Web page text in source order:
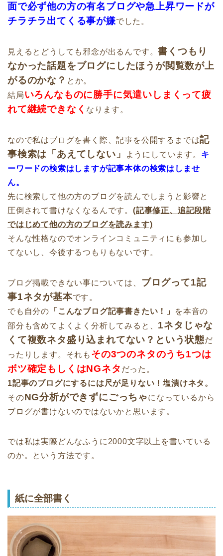
面で必ず他の方の有名ブログや急上昇ワードが
チラチラ出てくる事が嫌でした。
見えるとどうしても邪念が出るんです。書くつもり
なかった話題をブログにしたほうが閲覧数が上
がるのかな？ とか。
結局いろんなものに勝手に気遣いしまくって疲
れて継続できなく なります。
なので私はブログを書く際、記事を公開するまでは記
事検索は「あえてしない」
ようにしています。 キ
ーワードの検索はしますが記事本体の検索はしませ
ん。
先に検索して他の方のブログを読んでしまうと影響と
圧倒されて書けなくなるんです。 (記事修正、追記段階
ではじめて他の方のブログを読みます)
そんな性格なのでオンラインコミュニティにも参加し
てないし、今後するつもりもないです。
ブログ掲載できない事については、 ブログって1記
事1ネタが基本です。
でも自分の 「こんなブログ記事書きたい！」
を本音の
部分も含めてよくよく分析してみると、 1ネタじゃな
くて複数ネタ盛り込まれてない？という状態だ
ったりします。それも その3つのネタのうち1つは
ボツ確定もしくはNGネタ だった。
1記事のブログにするには尺が足りない！塩漬けネタ。
そのNG分析ができずにごっちゃになっているから
ブログが書けないのではないかと思います。
では私は実際どんなふうに2000文字以上を書いている
のか。という方法です。
紙に全部書く